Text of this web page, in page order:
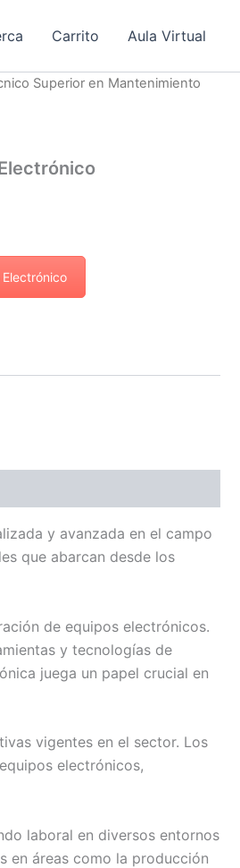
Carrito Aula Virtual
Superior en Mantenimiento
y avanzada en el campo
que abarcan desde los
de equipos electrónicos.
y tecnologías de
juega un papel crucial en
vigentes en el sector. Los
electrónicos,
laboral en diversos entornos
en áreas como la producción